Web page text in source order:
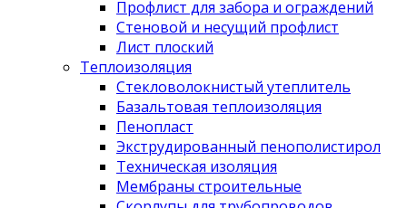
Профлист для забора и ограждений
Стеновой и несущий профлист
Лист плоский
Теплоизоляция
Стекловолокнистый утеплитель
Базальтовая теплоизоляция
Пенопласт
Экструдированный пенополистирол
Техническая изоляция
Мембраны строительные